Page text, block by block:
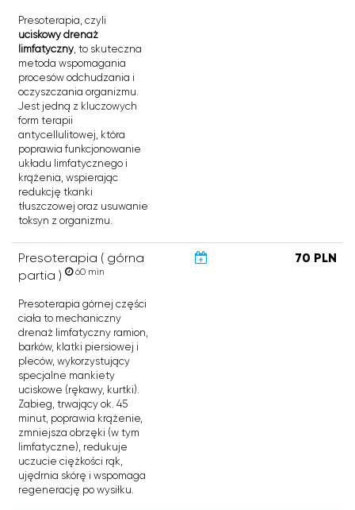
Presoterapia, czyli
uciskowy drenaż
limfatyczny, to skuteczna
metoda wspomagania
procesów odchudzania i
oczyszczania organizmu.
Jest jedną z kluczowych
form terapii
antycellulitowej, która
poprawia funkcjonowanie
układu limfatycznego i
krążenia, wspierając
redukcję tkanki
tłuszczowej oraz usuwanie
toksyn z organizmu.
Presoterapia ( górna
partia )
60 min
70 PLN
Presoterapia górnej części
ciała to mechaniczny
drenaż limfatyczny ramion,
barków, klatki piersiowej i
pleców, wykorzystujący
specjalne mankiety
uciskowe (rękawy, kurtki).
Zabieg, trwający ok. 45
minut, poprawia krążenie,
zmniejsza obrzęki (w tym
limfatyczne), redukuje
uczucie ciężkości rąk,
ujędrnia skórę i wspomaga
regenerację po wysiłku.